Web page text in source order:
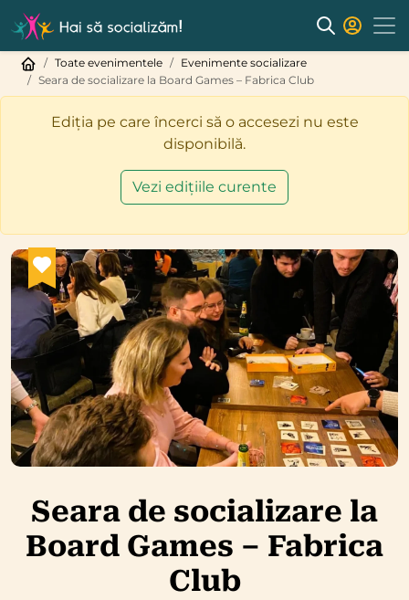
Toate evenimentele
Evenimente socializare
Seara de socializare la Board Games – Fabrica Club
Ediția pe care încerci să o accesezi nu este
disponibilă.
Vezi edițiile curente
Seara de socializare la
Board Games – Fabrica
Club